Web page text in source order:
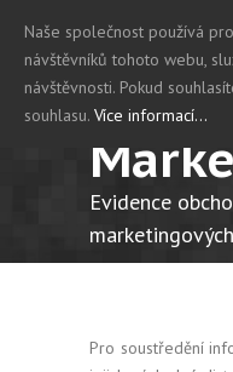
Evidence
Pro soustředění
Naše společnost používá
návštěvníků tohoto webu,
návštěvnosti. Pokud
souhlasu. Více informací...